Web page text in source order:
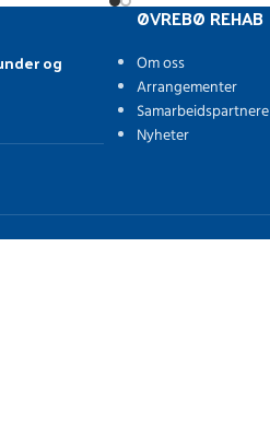
og
ØVREBØ REHAB
Om oss
Arrangementer
Samarbeidspartnere
Nyheter